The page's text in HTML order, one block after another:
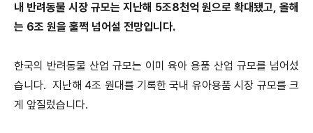
내 반려동물 시장 규모는 지난해 5조8천억 원으로 확대됐고, 올해
는 6조 원을 훌쩍 넘어설 전망입니다.
한국의 반려동물 산업 규모는 이미 육아 용품 산업 규모를 넘어섰
습니다. 지난해 4조 원대를 기록한 국내 유아용품 시장 규모를 크
게 앞질렀습니다.